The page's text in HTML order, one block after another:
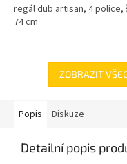
regál dub artisan, 4 police,
74 cm
ZOBRAZIT
Popis Diskuze
Detailní popis